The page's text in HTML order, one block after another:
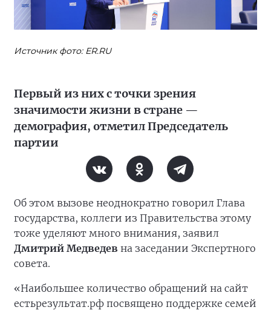
Источник фото: ER.RU
Первый из них с точки зрения
значимости жизни в стране —
демография, отметил Председатель
партии
Об этом вызове неоднократно говорил Глава
государства, коллеги из Правительства этому
тоже уделяют много внимания, заявил
Дмитрий Медведев на заседании Экспертного
совета.
«Наибольшее количество обращений на сайт
естьрезультат.рф посвящено поддержке семей